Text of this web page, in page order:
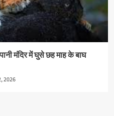
मंदिर में घुसे छह माह के बाघ
2026